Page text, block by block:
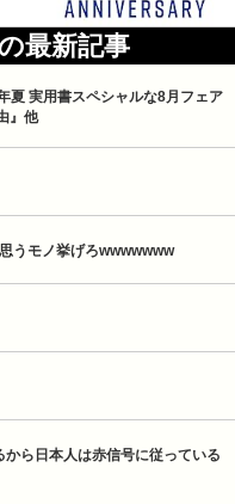
最新記事
夏 実用書スペシャルな8月フェア
』他
思うモノ挙げろwwwwwww
ら日本人は赤信号に従っている